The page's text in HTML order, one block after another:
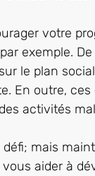
votre
exemple.
le plan
En outre,
activités
mais
aider à